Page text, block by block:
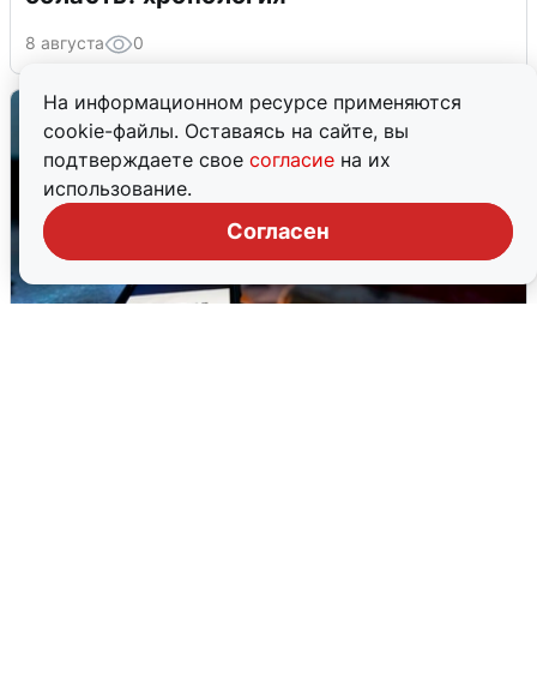
На информационном ресурсе применяются
cookie-файлы. Оставаясь на сайте, вы
подтверждаете свое согласие на их
использование.
Согласен
8 августа 0